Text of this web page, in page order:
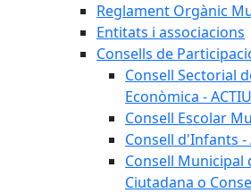
Reglament Orgànic
Entitats i associacions
Consells de
Consell Sectorial
Econòmica - ACTIU
Consell Escolar
Consell d'Infants -
Consell Municipal
Ciutadana o